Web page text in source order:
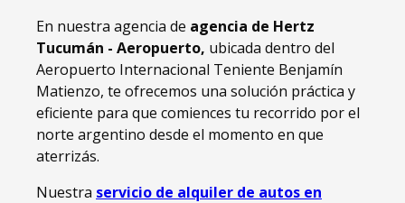
En nuestra agencia de agencia de Hertz
Tucumán - Aeropuerto, ubicada dentro del
Aeropuerto Internacional Teniente Benjamín
Matienzo, te ofrecemos una solución práctica y
eficiente para que comiences tu recorrido por el
norte argentino desde el momento en que
aterrizás.
Nuestra servicio de alquiler de autos en